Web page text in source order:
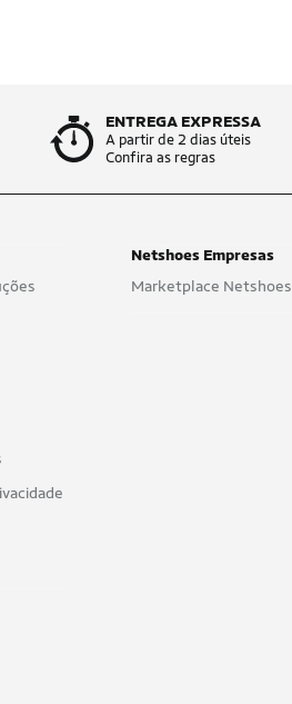
ENTREGA EXPRESSA
A partir de 2 dias úteis
Confira as regras
Netshoes Empresas
Marketplace Netshoes